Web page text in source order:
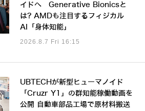
イドへ Generative Bionicsと
は? AMDも注目するフィジカル
AI「身体知能」
2026.8.7 Fri 16:15
UBTECHが新型ヒューマノイド
「Cruzr Y1」の群知能稼働動画を
公開 自動車部品工場で原材料搬送